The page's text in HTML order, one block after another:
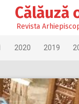
Călăuză
Revista
2020 2019